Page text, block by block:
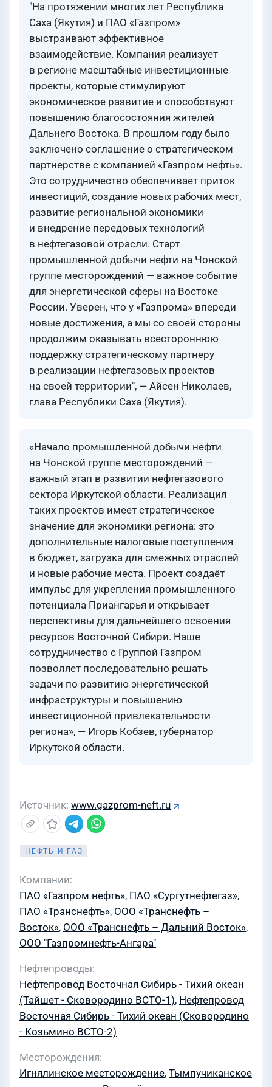
"На протяжении многих лет Республика
Саха (Якутия) и ПАО «Газпром»
выстраивают эффективное
взаимодействие. Компания реализует
в регионе масштабные инвестиционные
проекты, которые стимулируют
экономическое развитие и способствуют
повышению благосостояния жителей
Дальнего Востока. В прошлом году было
заключено соглашение о стратегическом
партнерстве с компанией «Газпром нефть».
Это сотрудничество обеспечивает приток
инвестиций, создание новых рабочих мест,
развитие региональной экономики
и внедрение передовых технологий
в нефтегазовой отрасли. Старт
промышленной добычи нефти на Чонской
группе месторождений — важное событие
для энергетической сферы на Востоке
России. Уверен, что у «Газпрома» впереди
новые достижения, а мы со своей стороны
продолжим оказывать всестороннюю
поддержку стратегическому партнеру
в реализации нефтегазовых проектов
на своей территории", — Айсен Николаев,
глава Республики Саха (Якутия).
«Начало промышленной добычи нефти
на Чонской группе месторождений —
важный этап в развитии нефтегазового
сектора Иркутской области. Реализация
таких проектов имеет стратегическое
значение для экономики региона: это
дополнительные налоговые поступления
в бюджет, загрузка для смежных отраслей
и новые рабочие места. Проект создаёт
импульс для укрепления промышленного
потенциала Приангарья и открывает
перспективы для дальнейшего освоения
ресурсов Восточной Сибири. Наше
сотрудничество с Группой Газпром
позволяет последовательно решать
задачи по развитию энергетической
инфраструктуры и повышению
инвестиционной привлекательности
региона», — Игорь Кобзев, губернатор
Иркутской области.
Источник www.gazprom-neft.ru
НЕФТЬ И ГАЗ
Компании
ПАО «Газпром нефть», ПАО «Сургутнефтегаз»,
ПАО «Транснефть», ООО «Транснефть –
Восток», ООО «Транснефть – Дальний Восток»,
ООО "Газпромнефть-Ангара"
Нефтепроводы
Нефтепровод Восточная Сибирь - Тихий океан
(Тайшет - Сковородино ВСТО-1), Нефтепровод
Восточная Сибирь - Тихий океан (Сковородино
- Козьмино ВСТО-2)
Месторождения
Игнялинское месторождение, Тымпучиканское